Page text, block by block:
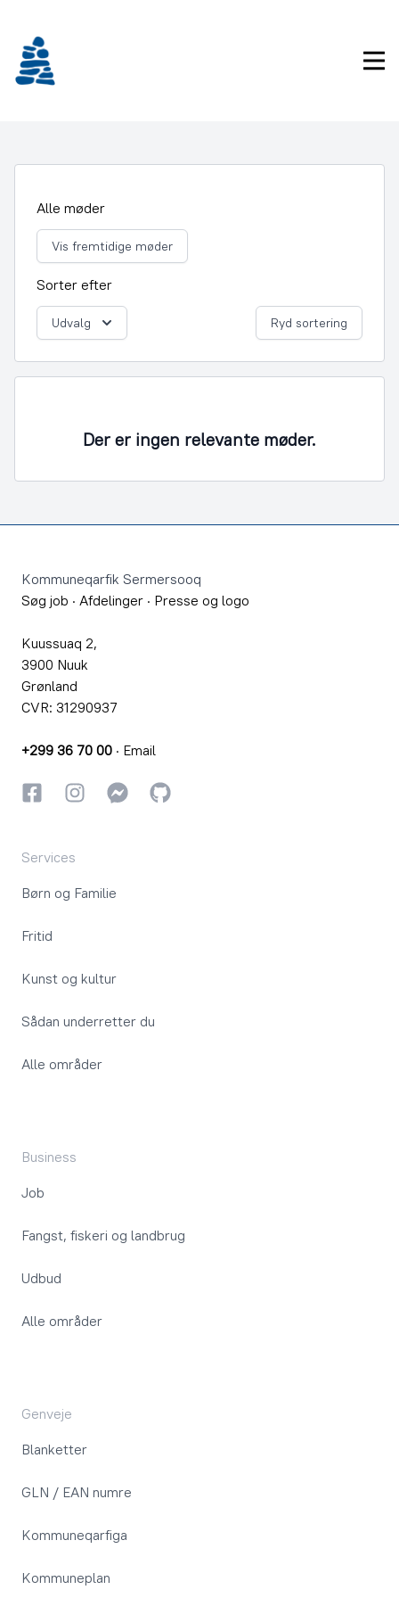
indhold
Alle møder
Vis fremtidige møder
Sorter efter
Udvalg Ryd sortering
Der er ingen relevante møder.
Kommuneqarfik Sermersooq
Søg job · Afdelinger · Presse og logo
Kuussuaq 2,
3900 Nuuk
Grønland
CVR: 31290937
+299 36 70 00 · Email
FacebookInstagramInstagram
GitHub
Services
Børn og Familie
Fritid
Kunst og kultur
Sådan underretter du
Alle områder
Business
Job
Fangst, fiskeri og landbrug
Udbud
Alle områder
Genveje
Blanketter
GLN / EAN numre
Kommuneqarfiga
Kommuneplan